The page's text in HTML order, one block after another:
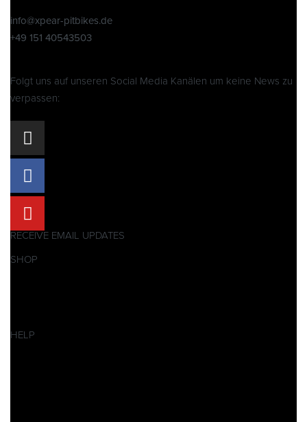
info@xpear-pitbikes.de
+49 151 40543503
Folgt uns auf unseren Social Media Kanälen um keine News zu
verpassen:
RECEIVE EMAIL UPDATES
SHOP
HELP